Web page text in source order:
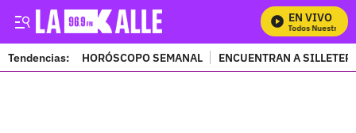
EN VIVO
Mira Todos Nuestros
Tendencias: HORÓSCOPO SEMANAL ENCUENTRAN A